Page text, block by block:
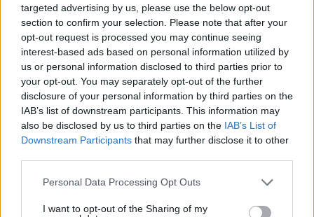
targeted advertising by us, please use the below opt-out
section to confirm your selection. Please note that after your
opt-out request is processed you may continue seeing
interest-based ads based on personal information utilized by
us or personal information disclosed to third parties prior to
your opt-out. You may separately opt-out of the further
disclosure of your personal information by third parties on the
IAB’s list of downstream participants. This information may
also be disclosed by us to third parties on the IAB’s List of
Downstream Participants that may further disclose it to other
Please note that this website/app uses one or more Google
not limited to your visit or usage behaviour. You may click to
Personal Data Processing Opt Outs
I want to opt-out of the Sharing of my
Οι πρώτες εικόνες του νέου Canadair 515 που
06.08.2026, 10:22